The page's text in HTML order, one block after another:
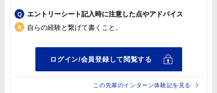
エントリーシート記入時に注意した点やアドバイス
自らの経験と繋げて書くこと。
この先輩のインターン体験記を見る